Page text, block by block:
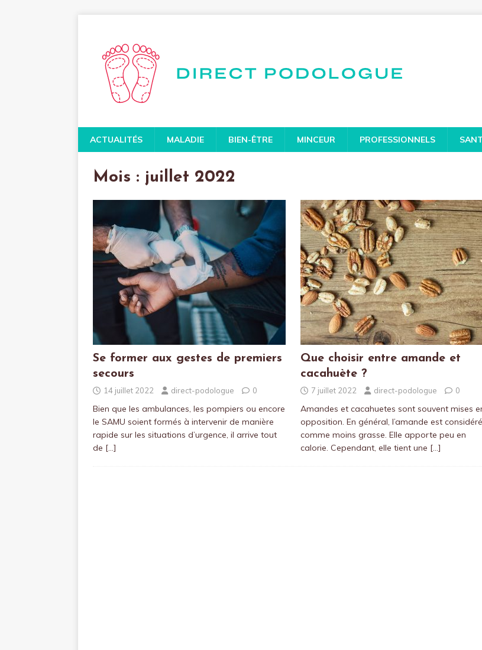
ACTUALITÉS MALADIE BIEN-ÊTRE MINCEUR PROFESSIONNELS
Mois : juillet 2022
Se former aux gestes de premiers
secours
14 juillet 2022 direct-podologue 0
Bien que les ambulances, les pompiers ou encore
le SAMU soient formés à intervenir de manière
rapide sur les situations d’urgence, il arrive tout
de […]
Que choisir entre amande et
cacahuète ?
7 juillet 2022 direct-podologue 0
Amandes et cacahuetes sont souvent mises
opposition. En général, l’amande est
comme moins grasse. Elle apporte peu en
calorie. Cependant, elle tient une […]